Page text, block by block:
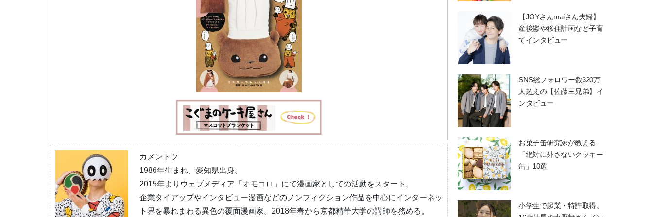
カメントツ
1986年生まれ。愛知県出身。
2015年よりウェブメディア「オモコロ」にて漫画家としての活動をスタート。
企業タイアップやインタビュー漫画などのノンフィクション作品を中心にインターネッ
ト界を暴れまわる異色の覆面漫画家。2018年春から京都精華大学の講師を務める。
【JOYさんmaiさん夫婦】
産後鬱や移住計画など子育
てインタビュー
SNS総フォロワー数320万
人超えの【佐藤三兄弟】イ
ンタビュー
お菓子缶研究家が教える
「絶対に外さないクッキー
缶」10選
小学生で起業・特許取得。